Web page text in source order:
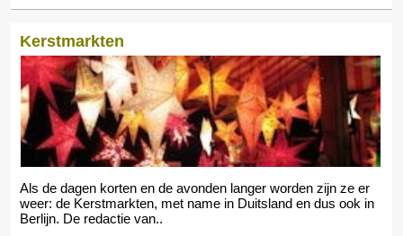
Kerstmarkten
Als de dagen korten en de avonden langer worden zijn ze er
weer: de Kerstmarkten, met name in Duitsland en dus ook in
Berlijn. De redactie van..